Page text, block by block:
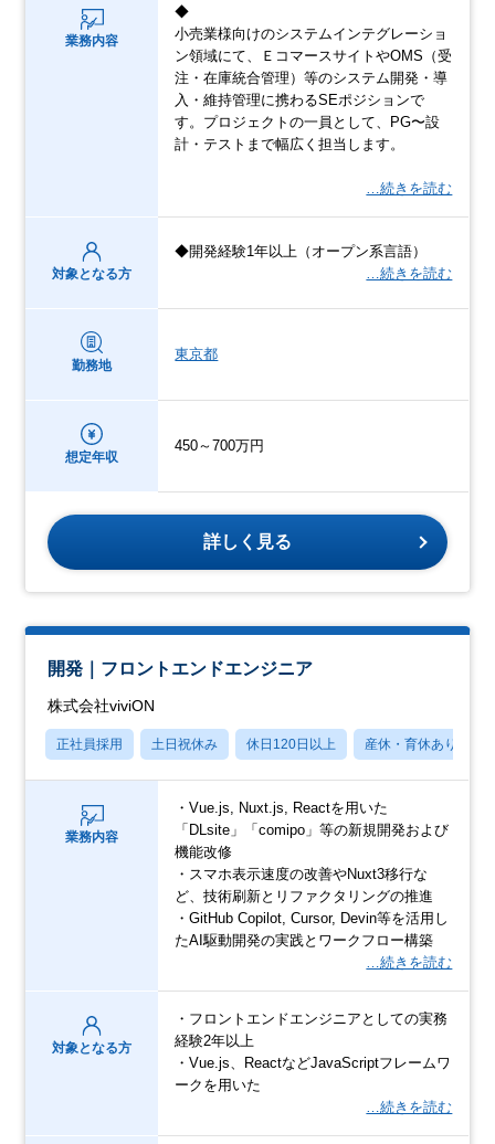
業務内容
◆
小売業様向けのシステムインテグレーショ
ン領域にて、ＥコマースサイトやOMS（受
注・在庫統合管理）等のシステム開発・導
入・維持管理に携わるSEポジションで
す。プロジェクトの一員として、PG〜設
計・テストまで幅広く担当します。
…続きを読む
対象となる方
◆開発経験1年以上（オープン系言語）
…続きを読む
勤務地
東京都
想定年収
450～700万円
詳しく見る
開発｜フロントエンドエンジニア
株式会社viviON
正社員採用 土日祝休み 休日120日以上 産休・育休あり
業務内容
・Vue.js, Nuxt.js, Reactを用いた
「DLsite」「comipo」等の新規開発および
機能改修
・スマホ表示速度の改善やNuxt3移行な
ど、技術刷新とリファクタリングの推進
・GitHub Copilot, Cursor, Devin等を活用し
たAI駆動開発の実践とワークフロー構築
…続きを読む
対象となる方
・フロントエンドエンジニアとしての実務
経験2年以上
・Vue.js、ReactなどJavaScriptフレームワ
ークを用いた
…続きを読む